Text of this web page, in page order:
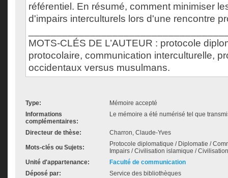
référentiel. En résumé, comment minimiser
d'impairs interculturels lors d'une rencontre
MOTS-CLÉS DE L’AUTEUR : protocole
protocolaire, communication interculturelle,
occidentaux versus musulmans.
Type:
Mémoire accepté
Informations
complémentaires:
Le mémoire a été numérisé tel que
Directeur de thèse: Charron, Claude-Yves
Mots-clés ou Sujets:
Protocole diplomatique / Diplomatie /
Impairs / Civilisation islamique /
Unité d'appartenance:
Faculté de communication
Déposé par:
Service des bibliothèques